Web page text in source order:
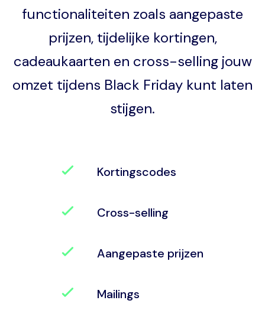
functionaliteiten zoals aangepaste
prijzen, tijdelijke kortingen,
cadeaukaarten en cross-selling jouw
omzet tijdens Black Friday kunt laten
stijgen.
Kortingscodes
Cross-selling
Aangepaste prijzen
Mailings